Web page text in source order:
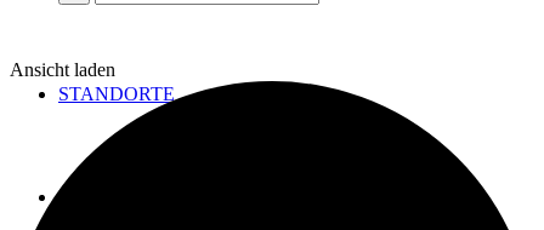
STANDORTE
SHOP
Ansicht laden